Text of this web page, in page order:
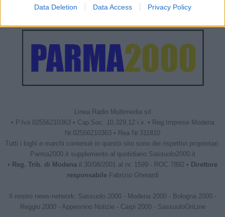
Data Deletion Data Access Privacy Policy
Linea Radio Multimedia srl
• P.Iva 02556210363 • Cap.Soc. 10.329,12 i.v. • Reg.Imprese Modena
Nr.02556210363 • Rea Nr.311810
Tutti i loghi e marchi contenuti in questo sito sono dei rispettivi proprietari.
Parma2000.it supplemento al quotidiano Sassuolo2000.it
• Reg. Trib. di Modena il 30/08/2001 al nr. 1599 - ROC 7892 • Direttore
responsabileFabrizio Gherardi
Il nostro news-network: Sassuolo 2000- Modena 2000- Bologna 2000-
Reggio 2000- Appennino Notizie - Carpi 2000- SassuoloOnLine